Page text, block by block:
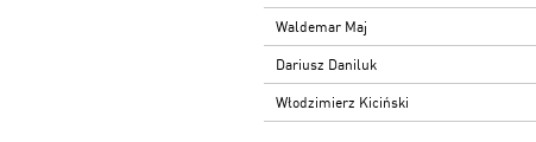
Waldemar Maj
Dariusz Daniluk
Włodzimierz Kiciński